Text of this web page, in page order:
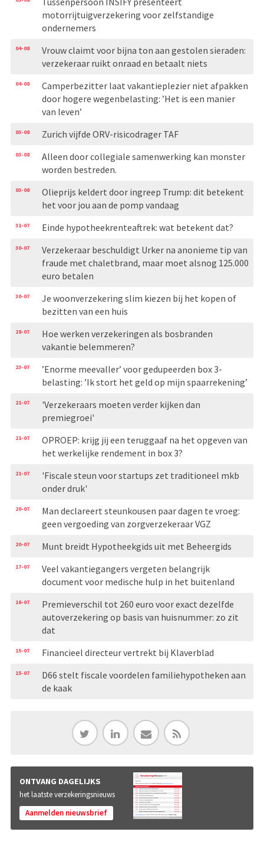
motorrijtuigverzekering voor zelfstandige
ondernemers
04-08
Vrouw claimt voor bijna ton aan gestolen sieraden:
verzekeraar ruikt onraad en betaalt niets
04-08
Camperbezitter laat vakantieplezier niet afpakken
door hogere wegenbelasting: ’Het is een manier
van leven’
03-08 Zurich vijfde ORV-risicodrager TAF
03-08
Alleen door collegiale samenwerking kan monster
worden bestreden.
03-08
Olieprijs keldert door ingreep Trump: dit betekent
het voor jou aan de pomp vandaag
31-07 Einde hypotheekrenteaftrek: wat betekent dat?
30-07
Verzekeraar beschuldigt Urker na anonieme tip van
fraude met chaletbrand, maar moet alsnog 125.000
euro betalen
30-07
Je woonverzekering slim kiezen bij het kopen of
bezitten van een huis
28-07
Hoe werken verzekeringen als bosbranden
vakantie belemmeren?
23-07
’Enorme meevaller’ voor gedupeerden box 3-
belasting: ’Ik stort het geld op mijn spaarrekening’
21-07
'Verzekeraars moeten verder kijken dan
premiegroei'
21-07
OPROEP: krijg jij een teruggaaf na het opgeven van
het werkelijke rendement in box 3?
21-07
'Fiscale steun voor startups zet traditioneel mkb
onder druk'
20-07
Man declareert steunkousen paar dagen te vroeg:
geen vergoeding van zorgverzekeraar VGZ
20-07 Munt breidt Hypotheekgids uit met Beheergids
17-07
Veel vakantiegangers vergeten belangrijk
document voor medische hulp in het buitenland
16-07
Premieverschil tot 260 euro voor exact dezelfde
autoverzekering op basis van huisnummer: zo zit
dat
15-07 Financieel directeur vertrekt bij Klaverblad
15-07
D66 stelt fiscale voordelen familiehypotheken aan
de kaak
ONTVANG DAGELIJKS
het laatste verzekeringsnieuws
Aanmelden nieuwsbrief